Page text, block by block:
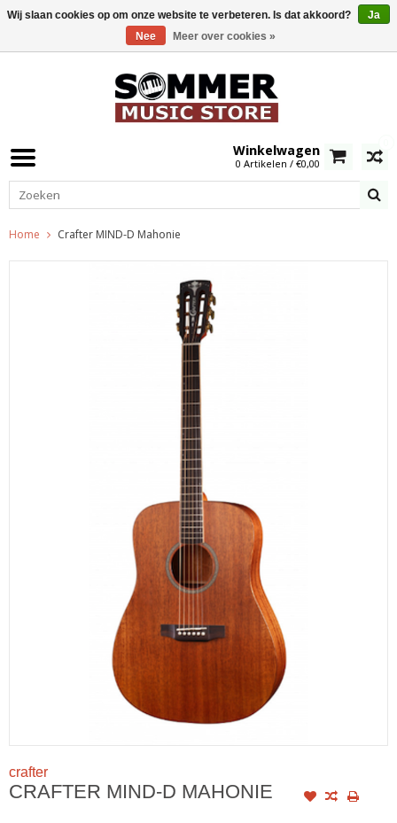
Winkelwagen
0 Artikelen / €0,00
Home Crafter MIND-D Mahonie
crafter
CRAFTER MIND-D MAHONIE
Wij slaan cookies op om onze website te verbeteren. Is dat akkoord?
Ja
Nee
Meer over cookies »